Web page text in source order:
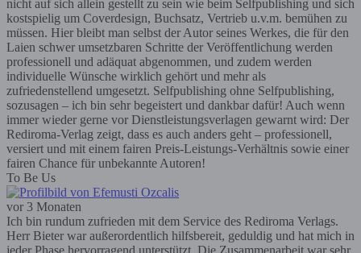
nicht auf sich allein gestellt zu sein wie beim Selfpublishing und sich
kostspielig um Coverdesign, Buchsatz, Vertrieb u.v.m. bemühen zu
müssen. Hier bleibt man selbst der Autor seines Werkes, die für den
Laien schwer umsetzbaren Schritte der Veröffentlichung werden
professionell und adäquat abgenommen, und zudem werden
individuelle Wünsche wirklich gehört und mehr als
zufriedenstellend umgesetzt. Selfpublishing ohne Selfpublishing,
sozusagen – ich bin sehr begeistert und dankbar dafür! Auch wenn
immer wieder gerne vor Dienstleistungsverlagen gewarnt wird: Der
Rediroma-Verlag zeigt, dass es auch anders geht – professionell,
versiert und mit einem fairen Preis-Leistungs-Verhältnis sowie einer
fairen Chance für unbekannte Autoren!
To Be Us
vor 3 Monaten
Ich bin rundum zufrieden mit dem Service des Rediroma Verlags.
Herr Bieter war außerordentlich hilfsbereit, geduldig und hat mich in